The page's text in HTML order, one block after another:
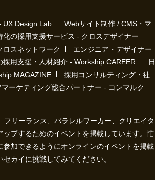
UX Design Lab
Webサイト制作 / CMS・マ
化の採用支援サービス - クロスデザイナー
スネットワーク
エンジニア・デザイナー
採用支援・人材紹介 - Workship CAREER
日
MAGAZINE
採用コンサルティング・社
マーケティング総合パートナー - コンマルク
リーランス、パラレルワーカー、クリエイタ
プするためのイベントを掲載しています。忙
加できるようにオンラインのイベントを掲載
カイに挑戦してみてください。